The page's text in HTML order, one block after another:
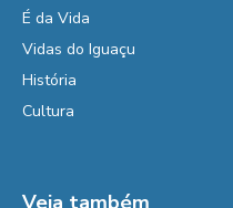
É da Vida
Vidas do Iguaçu
História
Cultura
Veja também